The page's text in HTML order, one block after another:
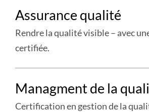
D'INFORMATIONS
DANS
CETTE
Assurance qualité
Rendre la qualité visible – avec
certifiée.
Assurance
Managment de la
Certification en gestion de la